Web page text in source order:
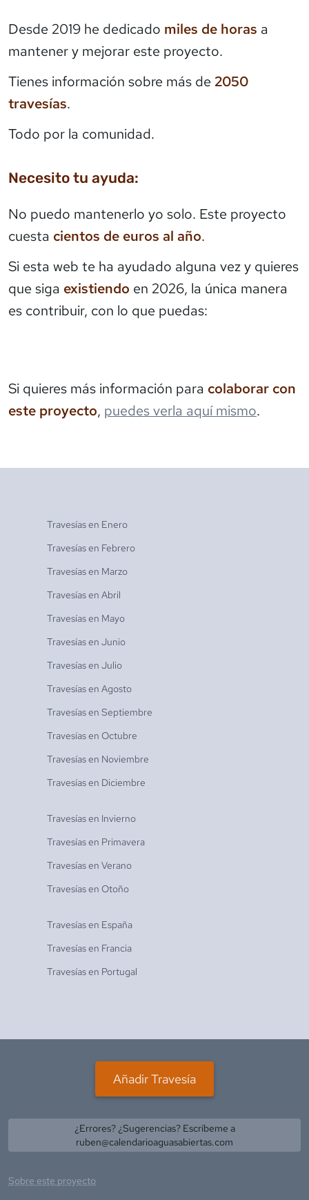
Desde 2019 he dedicado miles de horas a
mantener y mejorar este proyecto.
Tienes información sobre más de 2050
travesías.
Todo por la comunidad.
Necesito tu ayuda:
No puedo mantenerlo yo solo. Este proyecto
cuesta cientos de euros al año.
Si esta web te ha ayudado alguna vez y quieres
que siga existiendo en 2026, la única manera
es contribuir, con lo que puedas:
Si quieres más información para colaborar con
este proyecto, puedes verla aquí mismo.
Travesías en Enero
Travesías en Febrero
Travesías en Marzo
Travesías en Abril
Travesías en Mayo
Travesías en Junio
Travesías en Julio
Travesías en Agosto
Travesías en Septiembre
Travesías en Octubre
Travesías en Noviembre
Travesías en Diciembre
Travesías en Invierno
Travesías en Primavera
Travesías en Verano
Travesías en Otoño
Travesías en España
Travesías en Francia
Travesías en Portugal
Añadir Travesía
¿Errores? ¿Sugerencias? Escríbeme a
ruben@calendarioaguasabiertas.com
Sobre este proyecto